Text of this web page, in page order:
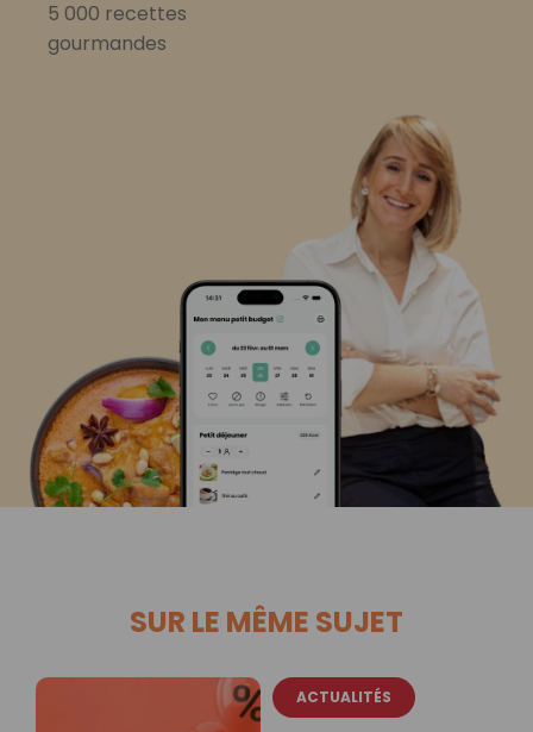
5 000 recettes
gourmandes
SUR LE MÊME SUJET
ACTUALITÉS